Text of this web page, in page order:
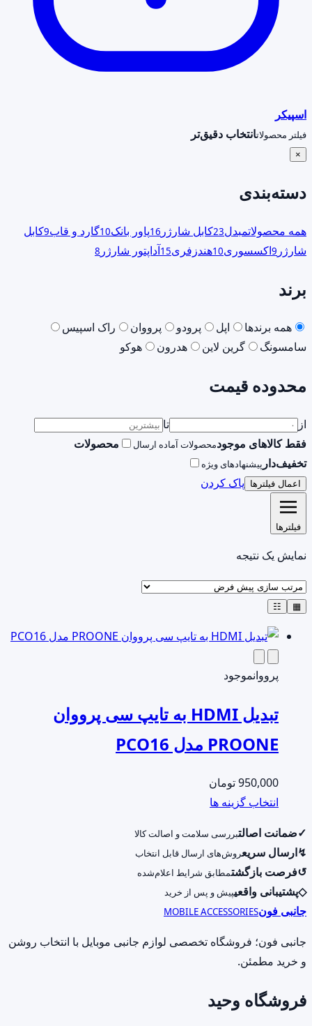
اسپیکر
فیلتر محصولاتانتخاب دقیق‌تر
×
دسته‌بندی
همه محصولاتمبدل23کابل شارژر 16پاور بانک10گارد و قاب9کابل
شارژر 9اکسسوری10هندزفری15آداپتور شارژر 8
برند
همه برندها اپل پرودو پرووان
راک اسپیس
سامسونگ
گرین لاین هدرون هوکو
محدوده قیمت
از
تا
فقط کالاهای موجودمحصولات آماده ارسال
محصولات
تخفیف‌دار پیشنهادهای ویژه
اعمال فیلترها پاک کردن
فیلترها
نمایش یک نتیجه
▦
☷
پرووانموجود
تبدیل HDMI به تایپ سی پرووان
PROONE مدل PCO16
950,000تومان
انتخاب گزینه ها
دارای
انواع
مختلفی
می
باشد.
گزینه
است
✓ضمانت اصالتبررسی سلامت و اصالت کالا
↯ارسال سریعروش‌های ارسال قابل انتخاب
↺فرصت بازگشتمطابق شرایط اعلام‌شده
◇پشتیبانی واقعیپیش و پس از خرید
جانبی فونMOBILE ACCESSORIES
جانبی فون؛ فروشگاه تخصصی لوازم جانبی موبایل با انتخاب روشن
و خرید مطمئن.
فروشگاه وحید